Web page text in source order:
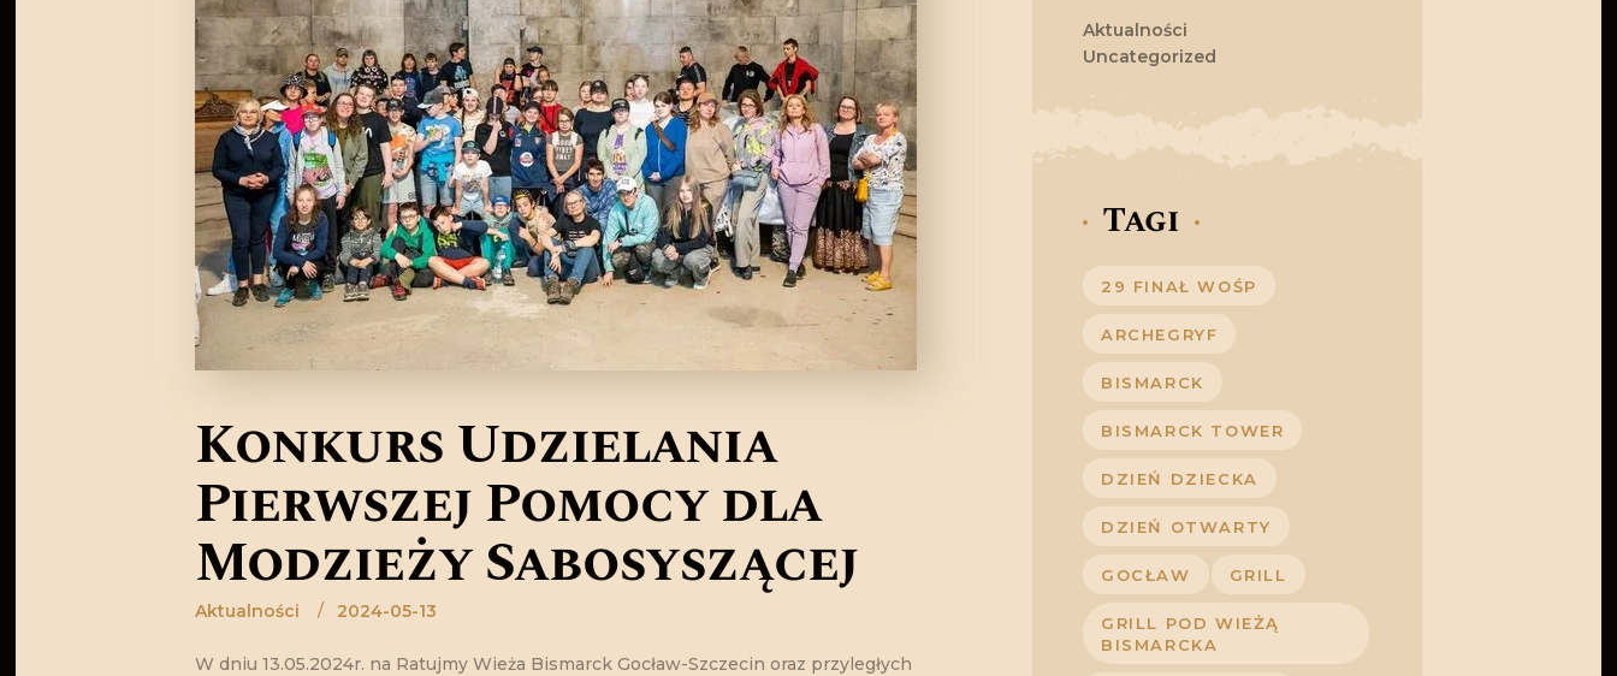
Konkurs Udzielania
Pierwszej Pomocy dla
Młodzieży Słabosłyszącej
Aktualności 2024-05-13
W dniu 13.05.2024r. na Ratujmy Wieża Bismarck Gocław-Szczecin oraz przyległych
Aktualności
Uncategorized
Tagi
29 FINAŁ WOŚP
ARCHEGRYF
BISMARCK
BISMARCK TOWER
DZIEŃ DZIECKA
DZIEŃ OTWARTY
GOCŁAW GRILL
GRILL POD WIEŻĄ
BISMARCKA